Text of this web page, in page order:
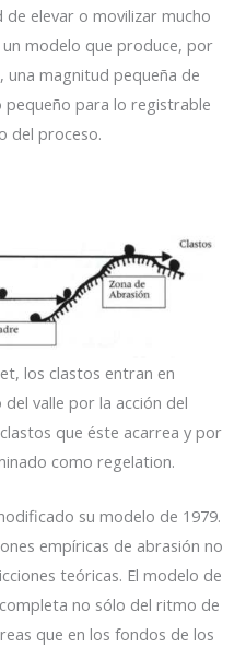
elevar o movilizar mucho
modelo que produce, por
una magnitud pequeña de
pequeño para lo registrable
del proceso.
los clastos entran en
valle por la acción del
que éste acarrea y por
como regelation.
su modelo de 1979.
empíricas de abrasión no
teóricas. El modelo de
no sólo del ritmo de
que en los fondos de los